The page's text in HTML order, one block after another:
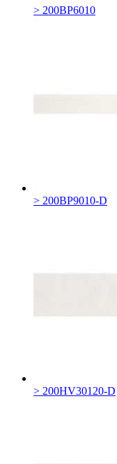
> 200BP6010
> 200BP9010-D
> 200HV30120-D